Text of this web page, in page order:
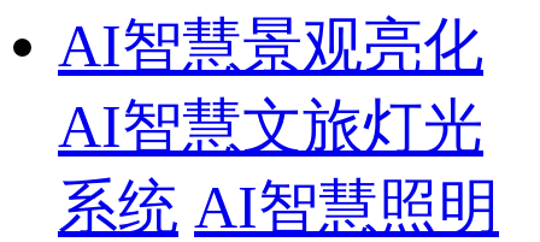
AI智慧景观亮化
AI智慧文旅灯光
系统 AI智慧照明